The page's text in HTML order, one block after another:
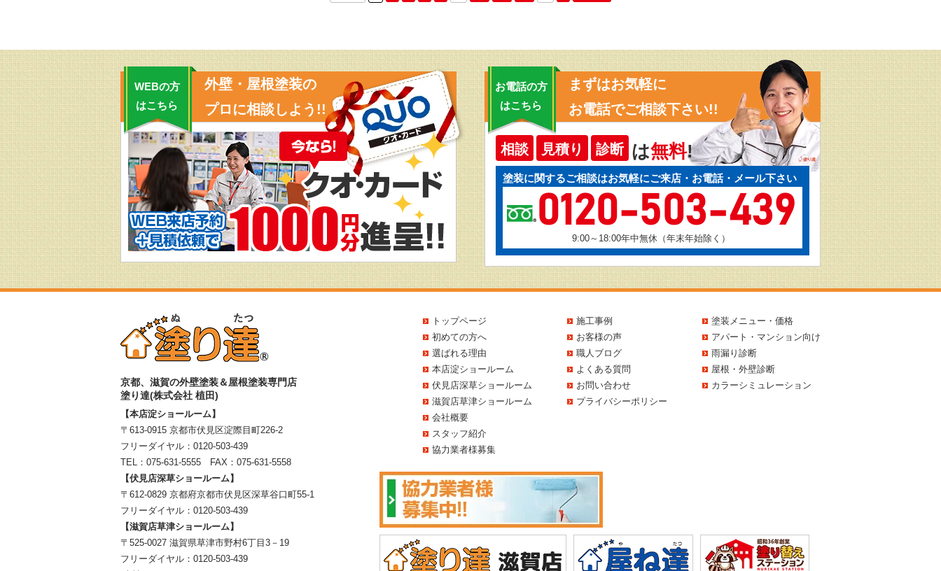
お電話の方
はこちら
まずはお気軽に
お電話でご相談下さい!!
相談 見積り 診断 は無料!
塗装に関するご相談はお気軽にご来店・お電話・メール下さい
0120-503-439
9:00～18:00年中無休（年末年始除く）
WEBの方
はこちら
外壁・屋根塗装の
プロに相談しよう!!
京都、滋賀の外壁塗装＆屋根塗装専門店
塗り達(株式会社 植田)
【本店淀ショールーム】
〒613-0915 京都市伏見区淀際目町226-2
フリーダイヤル： 0120-503-439
TEL： 075-631-5555 FAX：075-631-5558
【伏見店深草ショールーム】
〒612-0829 京都府京都市伏見区深草谷口町55-1
フリーダイヤル： 0120-503-439
【滋賀店草津ショールーム】
〒525-0027 滋賀県草津市野村6丁目3－19
フリーダイヤル： 0120-503-439
トップページ
初めての方へ
選ばれる理由
本店淀ショールーム
伏見店深草ショールーム
滋賀店草津ショールーム
会社概要
スタッフ紹介
協力業者様募集
施工事例
お客様の声
職人ブログ
よくある質問
お問い合わせ
プライバシーポリシー
塗装メニュー・価格
アパート・マンション向け
雨漏り診断
屋根・外壁診断
カラーシミュレーション